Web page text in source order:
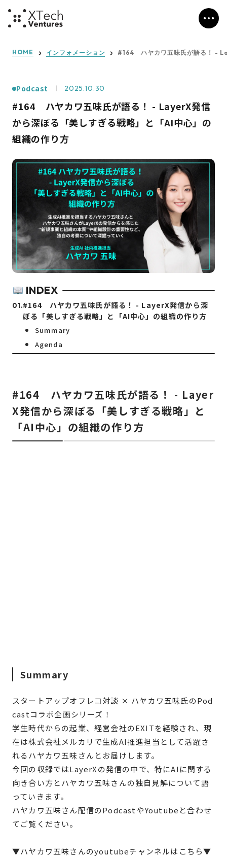
HOME インフォメーション #164 ハヤカワ五味氏が語る！ -
Podcast 2025.10.30
#164 ハヤカワ五味氏が語る！ - LayerX発信
から深ぼる「美しすぎる戦略」と「AI中心」の
組織の作り方
INDEX
#164 ハヤカワ五味氏が語る！ - LayerX発信から深
ぼる「美しすぎる戦略」と「AI中心」の組織の作り方
Summary
Agenda
#164 ハヤカワ五味氏が語る！ - Layer
X発信から深ぼる「美しすぎる戦略」と
「AI中心」の組織の作り方
Summary
スタートアップオフレコ対談 × ハヤカワ五味氏のPod
castコラボ企画シリーズ！
学生時代からの起業、経営会社のEXITを経験され、現
在は株式会社メルカリで生成AI推進担当として活躍さ
れるハヤカワ五味さんとお届けします。
今回の収録ではLayerXの発信の中で、特にAIに関する
向き合い方とハヤカワ五味さんの独自見解について語
っていきます。
ハヤカワ五味さん配信のPodcastやYoutubeと合わせ
てご覧ください。
▼ハヤカワ五味さんのyoutubeチャンネルはこちら▼